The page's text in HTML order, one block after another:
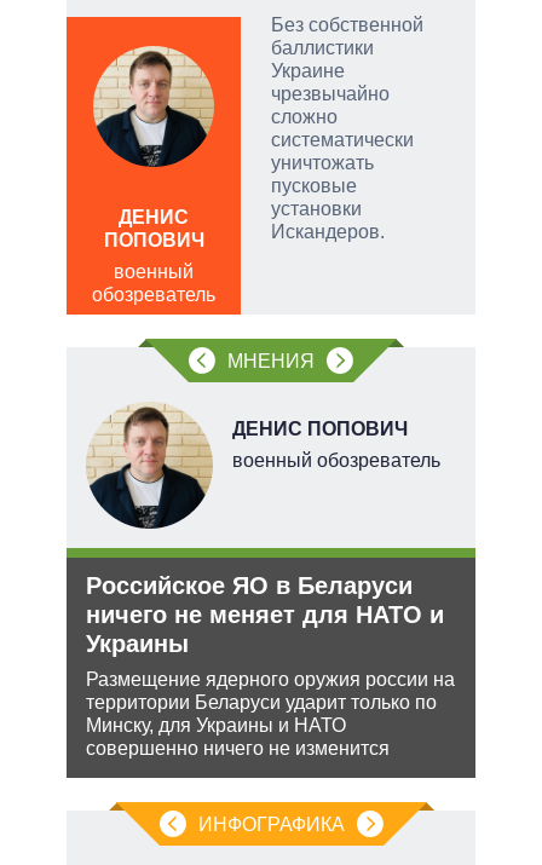
Без собственной
баллистики
Украине
чрезвычайно
сложно
систематически
уничтожать
пусковые
установки
Искандеров.
ДЕНИС
ПОПОВИЧ
военный
обозреватель
МНЕНИЯ
ДЕНИС ПОПОВИЧ
военный обозреватель
Российское ЯО в Беларуси
ничего не меняет для НАТО и
Украины
Размещение ядерного оружия россии на
территории Беларуси ударит только по
Минску, для Украины и НАТО
совершенно ничего не изменится
ИНФОГРАФИКА